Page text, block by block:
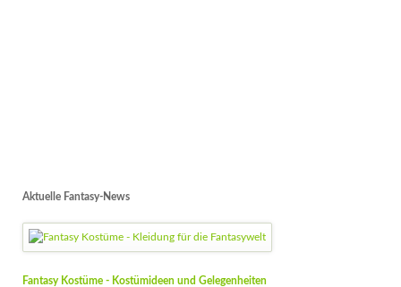
Aktuelle Fantasy-News
Fantasy Kostüme - Kostümideen und Gelegenheiten